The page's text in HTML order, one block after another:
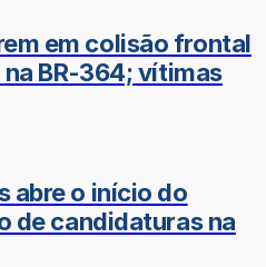
em colisão frontal
BR-364; vítimas
abre o início do
de candidaturas na